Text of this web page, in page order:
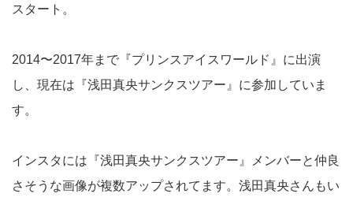
スタート。
2014〜2017年まで『プリンスアイスワールド』に出演
し、現在は『浅田真央サンクスツアー』に参加していま
す。
インスタには『浅田真央サンクスツアー』メンバーと仲良
さそうな画像が複数アップされてます。浅田真央さんもい